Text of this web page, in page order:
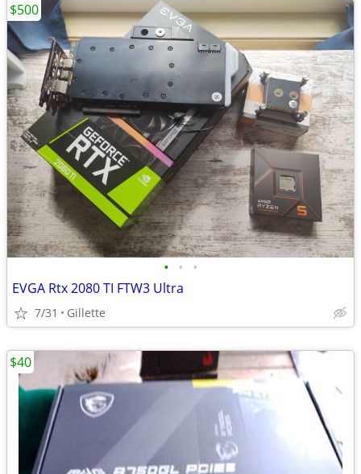
• • •
EVGA Rtx 2080 TI FTW3 Ultra
7/31 Gillette
$500
$40